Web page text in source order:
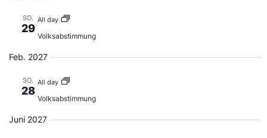
SO.
29
All day
Volksabstimmung
Feb. 2027
SO.
28
All day
Volksabstimmung
Juni 2027